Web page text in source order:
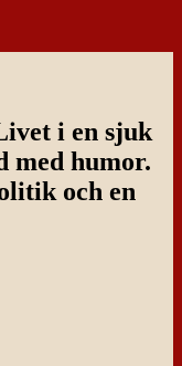
i en sjuk
med humor.
och en